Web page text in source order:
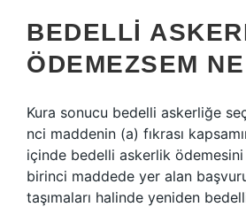
BEDELLI
ÖDEMEZSEM
Kura sonucu bedelli askerliğe
nci maddenin (a) fıkrası
içinde bedelli askerlik
birinci maddede yer alan
taşımaları halinde yeniden